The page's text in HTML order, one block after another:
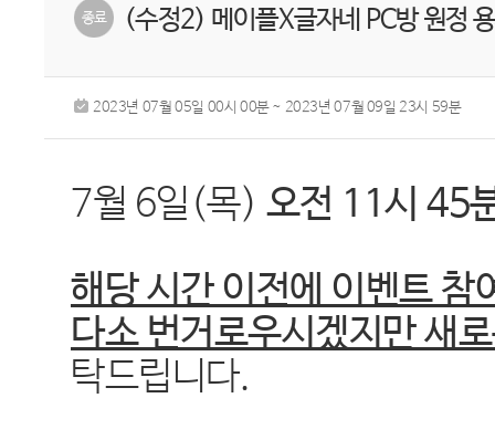
(수정2) 메이플X글자네 PC방 원정
2023년 07월 05일 00시 00분 ~ 2023년 07월 09일 23시 59분
​7월 6일(목) 오전 11시 45
해당 시간 이전에 이벤트 참
다소 번거로우시겠지만 새
탁드립니다.